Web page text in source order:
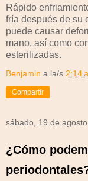
Rápido
fría después de su
puede causar
mano, así como
esterilizadas.​
Benjamin a la/s 2:14
Compartir
sábado, 19 de
¿Cómo